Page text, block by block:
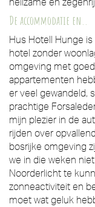
De accommodatie en..
Hus Hotell Hunge
hotel zonder
omgeving met
appartementen
er veel gewandeld,
prachtige
mijn plezier in de
rijden over
bosrijke omgeving
we in die weken
Noorderlicht te
zonneactiviteit en
moet wat geluk